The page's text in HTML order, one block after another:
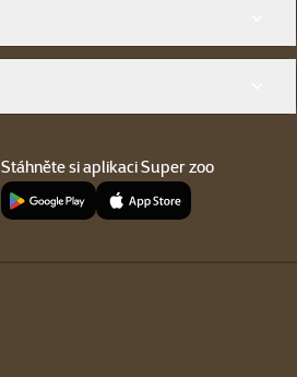
Stáhněte si aplikaci Super zoo